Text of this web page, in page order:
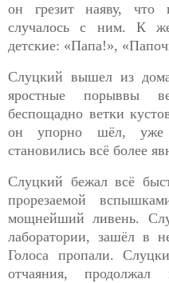
он грезит наяву, что
случалось с ним. К
детские: «Папа!»,
Слуцкий вышел из
яростныепорыввы
беспощадно ветки
он упорно шёл, уже
становились всё более
Слуцкий бежал всё
прорезаемой
мощнейший ливень.
лаборатории, зашёл в
Голоса пропали.
отчаяния,